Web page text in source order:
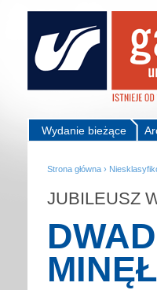
Wydanie bieżące
Strona główna ›
JUBILEUSZ